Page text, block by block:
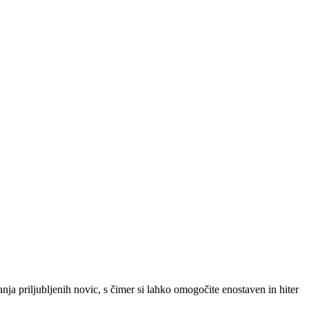
priljubljenih novic, s čimer si lahko omogočite enostaven in hiter